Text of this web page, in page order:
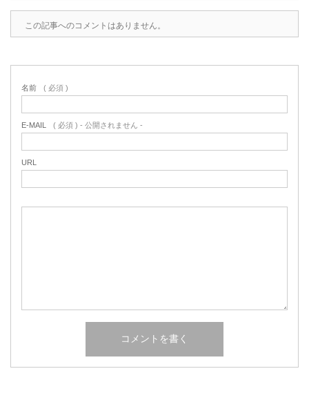
この記事へのコメントはありません。
名前 ( 必須 )
E-MAIL ( 必須 ) - 公開されません -
URL